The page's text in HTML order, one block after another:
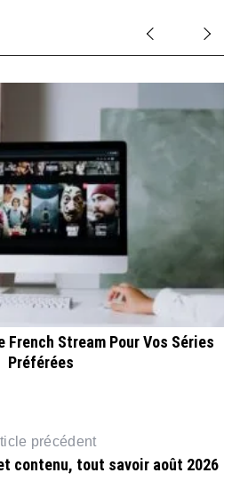
French Stream Pour Vos Séries
Préférées
précédent
contenu, tout savoir août 2026